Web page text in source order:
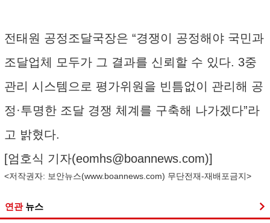
전태원 공정조달국장은 “경쟁이 공정해야 국민과
조달업체 모두가 그 결과를 신뢰할 수 있다. 3중
관리 시스템으로 평가위원을 빈틈없이 관리해 공
정·투명한 조달 경쟁 체계를 구축해 나가겠다”라
고 밝혔다.
[엄호식 기자(eomhs@boannews.com)]
<저작권자: 보안뉴스(www.boannews.com) 무단전재-재배포금지>
연관 뉴스